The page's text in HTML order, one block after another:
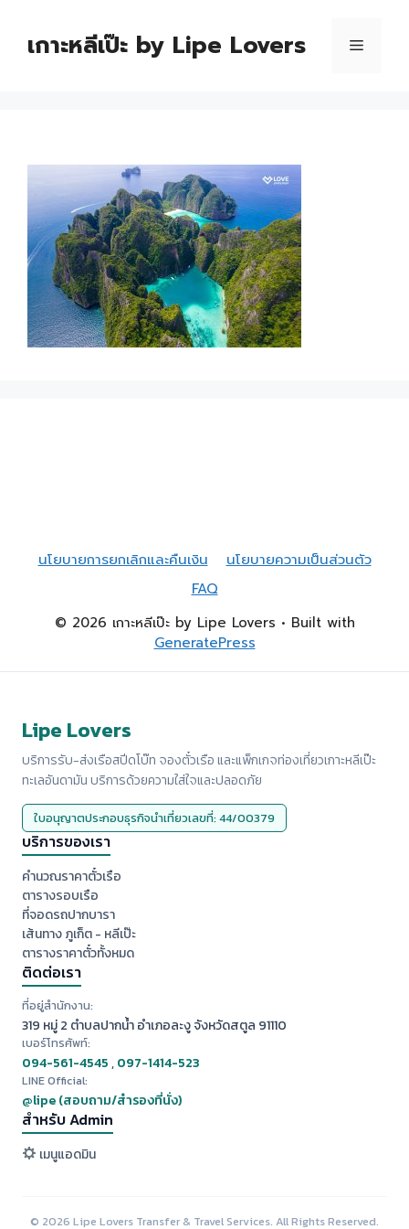
เกาะหลีเป๊ะ by Lipe Lovers
นโยบายการยกเลิกและคืนเงิน
นโยบายความเป็นส่วนตัว
FAQ
© 2026 เกาะหลีเป๊ะ by Lipe Lovers • Built with
GeneratePress
Lipe Lovers
บริการรับ-ส่งเรือสปีดโบ๊ท จองตั๋วเรือ และแพ็กเกจท่องเที่ยวเกาะหลีเป๊ะ
ทะเลอันดามัน บริการด้วยความใส่ใจและปลอดภัย
ใบอนุญาตประกอบธุรกิจนำเที่ยวเลขที่: 44/00379
บริการของเรา
คำนวณราคาตั๋วเรือ
ตารางรอบเรือ
ที่จอดรถปากบารา
เส้นทาง ภูเก็ต - หลีเป๊ะ
ตารางราคาตั๋วทั้งหมด
ติดต่อเรา
ที่อยู่สำนักงาน:
319 หมู่ 2 ตำบลปากน้ำ อำเภอละงู จังหวัดสตูล 91110
เบอร์โทรศัพท์:
094-561-4545,097-1414-523
LINE Official:
@lipe (สอบถาม/สำรองที่นั่ง)
สำหรับ Admin
เมนูแอดมิน
© 2026 Lipe Lovers Transfer & Travel Services. All Rights Reserved.